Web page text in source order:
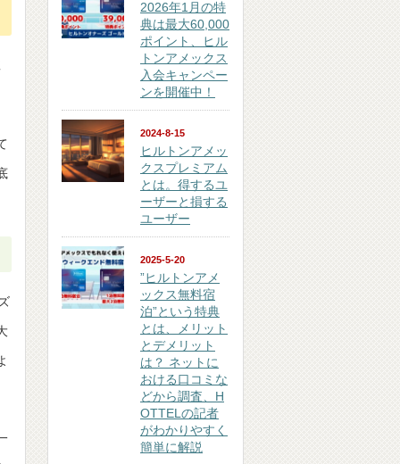
2026年1月の特
典は最大60,000
ポイント、ヒル
トンアメックス
入会キャンペー
ンを開催中！
2024-8-15
ヒルトンアメッ
クスプレミアム
とは。得するユ
ーザーと損する
ユーザー
2025-5-20
”ヒルトンアメ
ックス無料宿
泊”という特典
とは、メリット
とデメリット
は？ ネットに
おける口コミな
どから調査、H
OTTELの記者
がわかりやすく
簡単に解説